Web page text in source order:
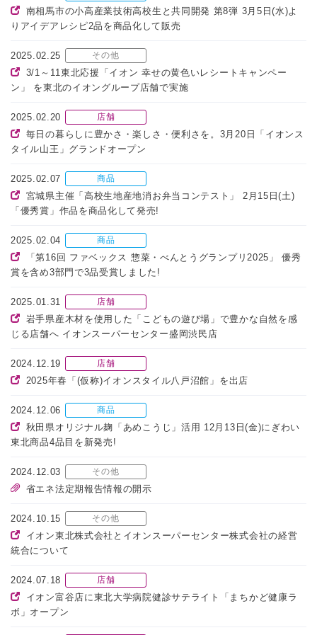
南相馬市の小高産業技術高校生と共同開発 第8弾 3月5日(水)よ
りアイデアレシピ2品を商品化して販売
2025.02.25 その他
3/1～11東北応援「イオン 幸せの黄色いレシートキャンペー
ン」 を東北のイオングループ店舗で実施
2025.02.20 店舗
毎日の暮らしに豊かさ・楽しさ・便利さを。3月20日「イオンス
タイル山王」グランドオープン
2025.02.07 商品
宮城県主催「高校生地産地消お弁当コンテスト」 2月15日(土)
「優秀賞」作品を商品化して発売!
2025.02.04 商品
「第16回 ファベックス 惣菜・べんとうグランプリ2025」 優秀
賞を含め3部門で3品受賞しました!
2025.01.31 店舗
岩手県産木材を使用した「こどもの遊び場」で豊かな自然を感
じる店舗へ イオンスーパーセンター盛岡渋民店
2024.12.19 店舗
2025年春「(仮称)イオンスタイル八戸沼館」を出店
2024.12.06 商品
秋田県オリジナル麹「あめこうじ」活用 12月13日(金)にぎわい
東北商品4品目を新発売!
2024.12.03 その他
省エネ法定期報告情報の開示
2024.10.15 その他
イオン東北株式会社とイオンスーパーセンター株式会社の経営
統合について
2024.07.18 店舗
イオン富谷店に東北大学病院健診サテライト「まちかど健康ラ
ボ」オープン